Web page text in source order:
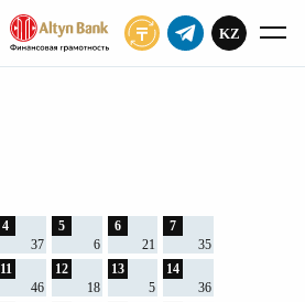
KZ
2024
4
37
5
6
6
21
7
35
11
46
12
18
13
5
14
36